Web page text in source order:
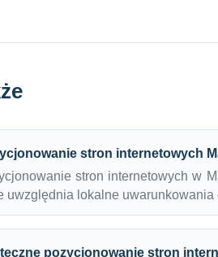
stron internetowych
stron internetowych w
uwzględnia lokalne
pozycjonowanie stron